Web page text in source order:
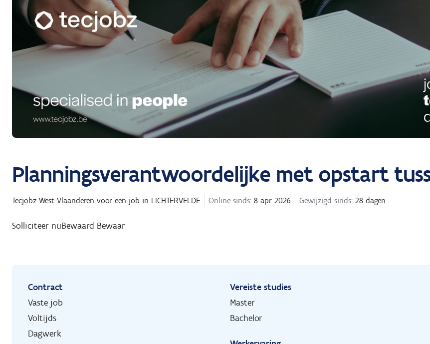
Planningsverantwoordelijke met opstart
Tecjobz West-Vlaanderen voor een job in LICHTERVELDE Online sinds: 8 apr 2026 Gewijzigd sinds: 28 dagen
Solliciteer nuBewaard Bewaar
Contract
Vaste job
Voltijds
Dagwerk
Vereiste studies
Master
Bachelor